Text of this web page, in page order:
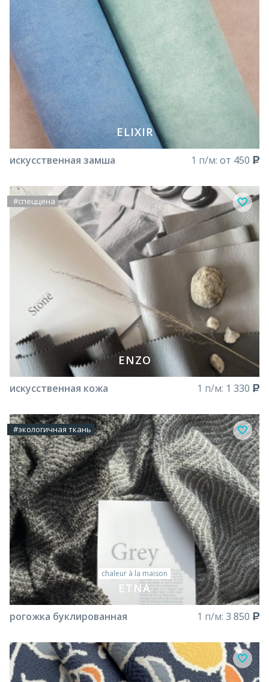
ELIXIR
искусственная замша 1 п/м: от 450
#спеццена
ENZO
искусственная кожа 1 п/м: 1 330
#экологичная ткань
chaleur à la maison
ETNA
рогожка буклированная 1 п/м: 3 850